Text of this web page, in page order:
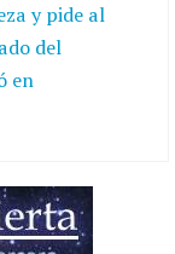
y pide al
del
en